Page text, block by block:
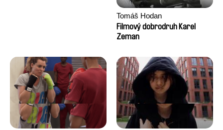
Tomáš Hodan
Filmový dobrodruh Karel
Zeman